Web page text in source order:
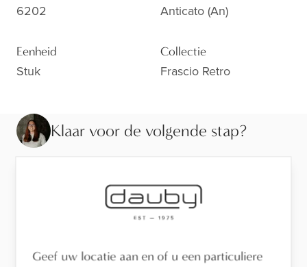
6202 Anticato (an)
Eenheid
Stuk
Collectie
Frascio Retro
Klaar voor de volgende stap?
vind een verdeler in je buurt.
Bezoek de toonzaal
Vind een verdeler
Geef uw locatie aan en of u een particuliere